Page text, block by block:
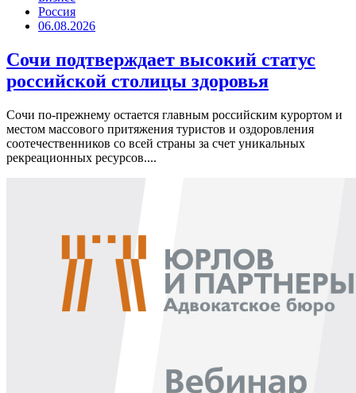
Россия
06.08.2026
Сочи подтверждает высокий статус
российской столицы здоровья
Сочи по-прежнему остается главным российским курортом и
местом массового притяжения туристов и оздоровления
соотечественников со всей страны за счет уникальных
рекреационных ресурсов....